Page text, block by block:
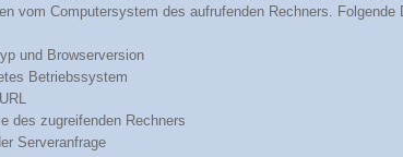
vom Computersystem des aufrufenden Rechners. Folgende
und Browserversion
Betriebssystem
des zugreifenden Rechners
Serveranfrage